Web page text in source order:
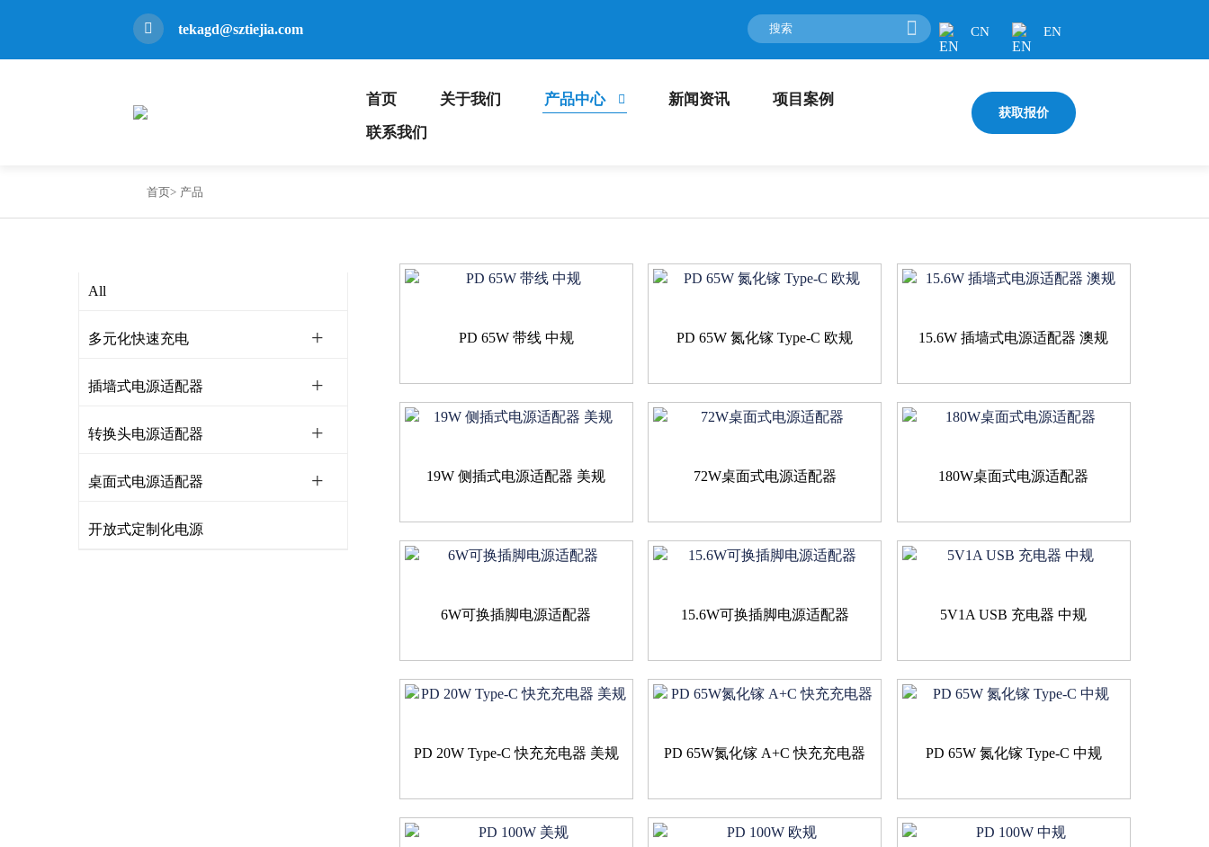
tekagd@sztiejia.com CN EN
首页 关于我们 产品中心 新闻资讯
项目案例
联系我们
获取报价
首页> 产品
All
多元化快速充电
插墙式电源适配器
转换头电源适配器
桌面式电源适配器
开放式定制化电源
PD 65W 带线 中规 PD 65W 氮化镓 Type-C 欧规 15.6W 插墙式电源适配器 澳规
19W 侧插式电源适配器 美规 72W桌面式电源适配器 180W桌面式电源适配器
6W可换插脚电源适配器 15.6W可换插脚电源适配器 5V1A USB 充电器 中规
PD 20W Type-C 快充充电器 美规 PD 65W氮化镓 A+C 快充充电器 PD 65W 氮化镓 Type-C 中规